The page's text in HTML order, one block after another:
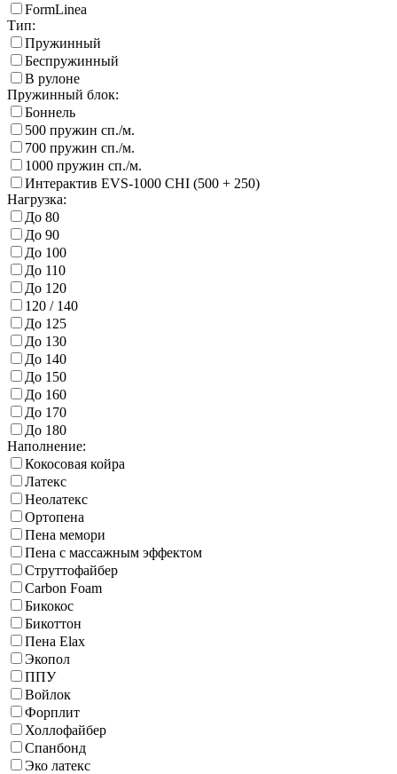
FormLinea
Тип:
Пружинный
Беспружинный
В рулоне
Пружинный блок:
Боннель
500 пружин сп./м.
700 пружин сп./м.
1000 пружин сп./м.
Интерактив EVS-1000 CHI (500 + 250)
Нагрузка:
До 80
До 90
До 100
До 110
До 120
120 / 140
До 125
До 130
До 140
До 150
До 160
До 170
До 180
Наполнение:
Кокосовая койра
Латекс
Неолатекс
Ортопена
Пена мемори
Пена с массажным эффектом
Струттофайбер
Carbon Foam
Бикокос
Бикоттон
Пена Elax
Экопол
ППУ
Войлок
Форплит
Холлофайбер
Спанбонд
Эко латекс